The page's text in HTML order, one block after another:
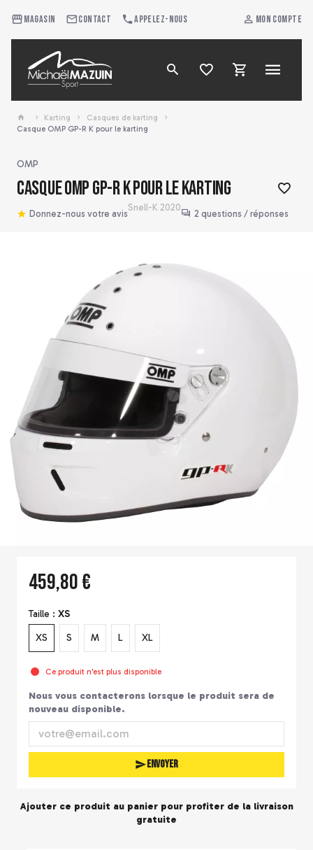
Magasin Contact Appelez-nous Mon compte
Karting
Casques de karting
Casque OMP GP-R K pour le karting
OMP
Casque OMP GP-R K pour le karting
Donnez-nous votre avis
Snell-K 2020
2 questions / réponses
459,80 €
Taille : XS
XS
S M L XL
Ce produit n'est plus disponible
Nous vous contacterons lorsque le produit sera de
nouveau disponible.
Envoyer
Ajouter ce produit au panier pour profiter de la livraison
gratuite